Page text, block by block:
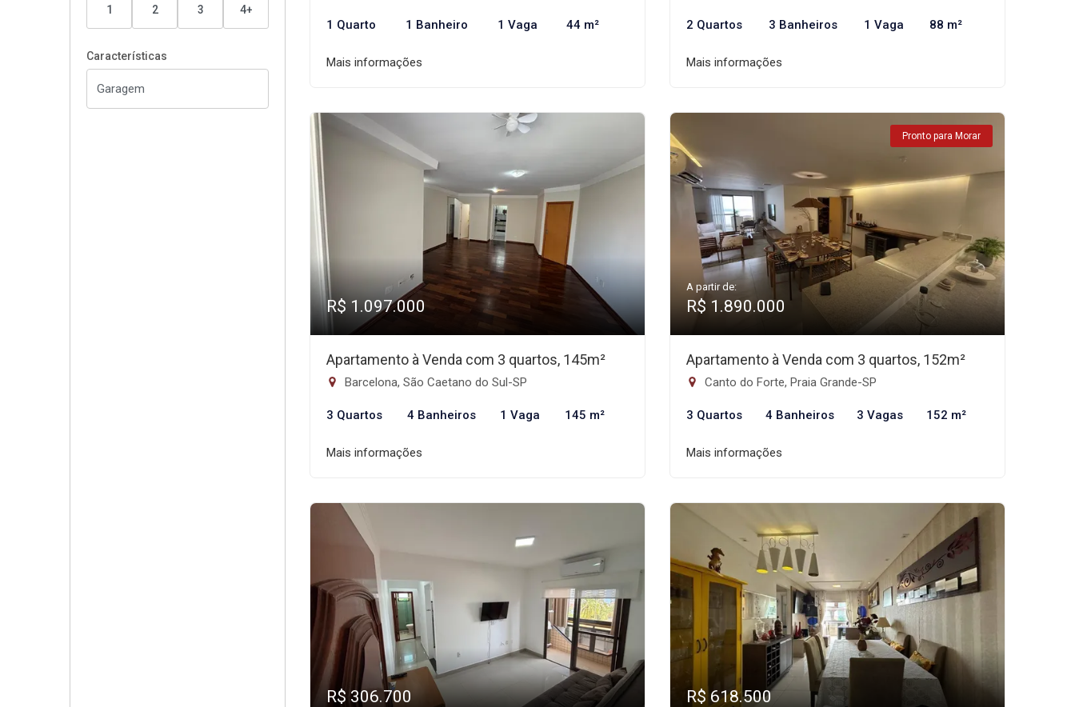
1 2 3 4+
Características
1 Quarto 1 Banheiro 1 Vaga 44 m²
Mais informações
2 Quartos 3 Banheiros 1 Vaga 88 m²
Mais informações
R$ 1.097.000
Apartamento à Venda com 3 quartos, 145m²
Barcelona, São Caetano do Sul-SP
3 Quartos 4 Banheiros 1 Vaga 145 m²
Mais informações
Pronto para Morar
A partir de:
R$ 1.890.000
Apartamento à Venda com 3 quartos, 152m²
Canto do Forte, Praia Grande-SP
3 Quartos 4 Banheiros 3 Vagas 152 m²
Mais informações
R$ 306.700 R$ 618.500